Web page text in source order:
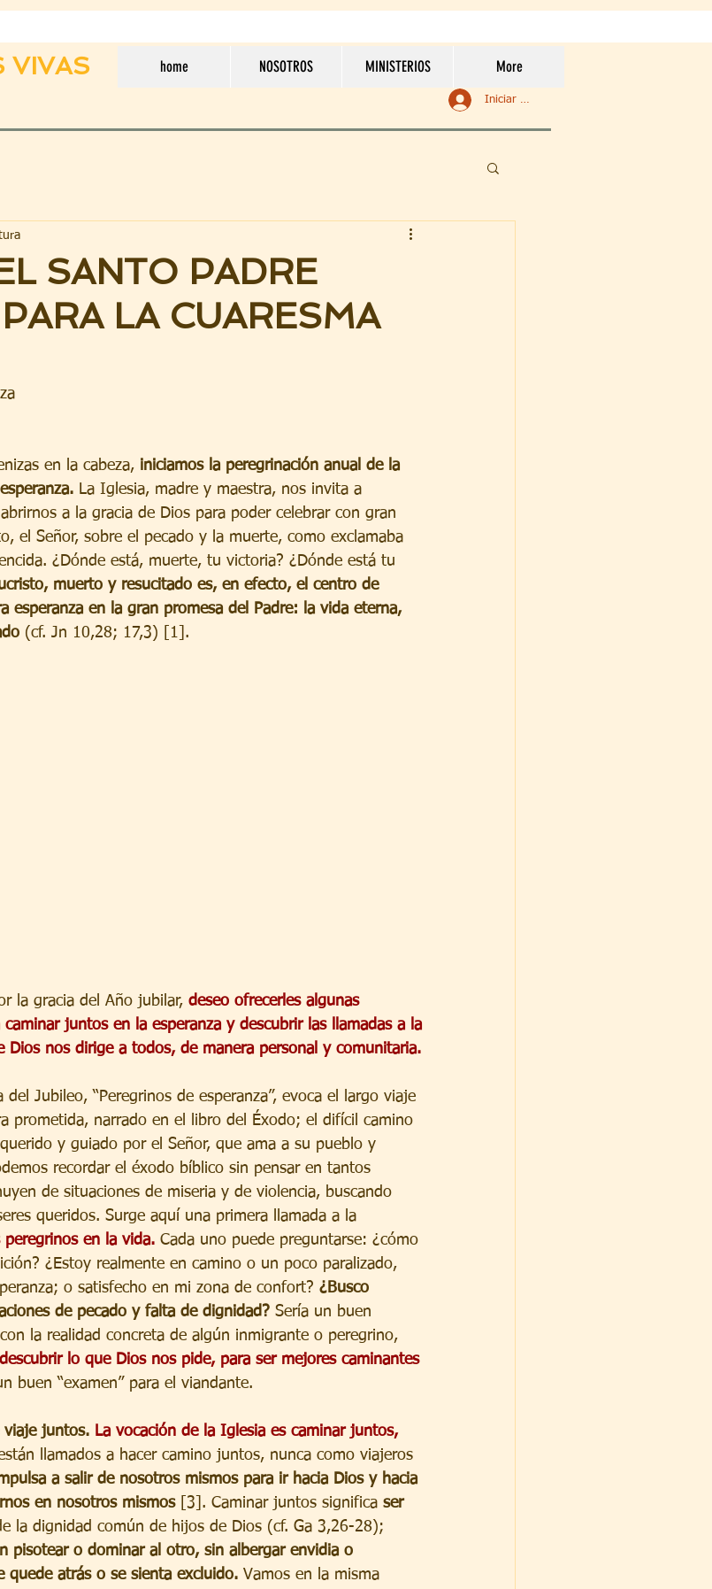
VIVAS home NOSOTROS MINISTERIOS More
Iniciar sesión
SANTO PADRE
LA CUARESMA
en la cabeza, iniciamos la peregrinación anual de la
La Iglesia, madre y maestra, nos invita a
a la gracia de Dios para poder celebrar con gran
el Señor, sobre el pecado y la muerte, como exclamaba
¿Dónde está, muerte, tu victoria? ¿Dónde está tu
muerto y resucitado es, en efecto, el centro de
esperanza en la gran promesa del Padre: la vida eterna,
(cf. Jn 10,28; 17,3) [1].
la gracia del Año jubilar, deseo ofrecerles algunas
juntos en la esperanza y descubrir las llamadas a la
Dios nos dirige a todos, de manera personal y comunitaria.
del Jubileo, “Peregrinos de esperanza”, evoca el largo viaje
prometida, narrado en el libro del Éxodo; el difícil camino
y guiado por el Señor, que ama a su pueblo y
recordar el éxodo bíblico sin pensar en tantos
de situaciones de miseria y de violencia, buscando
queridos. Surge aquí una primera llamada a la
en la vida. Cada uno puede preguntarse: ¿cómo
¿Estoy realmente en camino o un poco paralizado,
o satisfecho en mi zona de confort? ¿Busco
de pecado y falta de dignidad? Sería un buen
la realidad concreta de algún inmigrante o peregrino,
descubrir lo que Dios nos pide, para ser mejores caminantes
buen “examen” para el viandante.
viaje juntos. La vocación de la Iglesia es caminar juntos,
llamados a hacer camino juntos, nunca como viajeros
a salir de nosotros mismos para ir hacia Dios y hacia
en nosotros mismos [3]. Caminar juntos significa ser
la dignidad común de hijos de Dios (cf. Ga 3,26-28);
pisotear o dominar al otro, sin albergar envidia o
quede atrás o se sienta excluido. Vamos en la misma